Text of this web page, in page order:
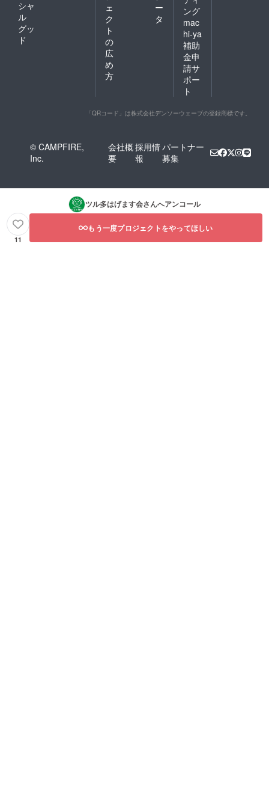
シャ
ル
グッ
ド
ェ
ク
ト
の
広
め
方
ー
タ
ング
mac
hi-ya
補助
金申
請サ
ポー
ト
「QRコード」は株式会社デンソーウェーブの登録商標です。
© CAMPFIRE,
Inc.
会社概
要
採用情
報
パートナー
募集
ツル多はげます会さんへアンコール
11
もう一度プロジェクトをやってほしい